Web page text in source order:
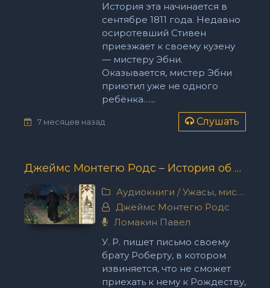
История эта начинается в
сентябре 1811 года. Недавно
осиротевший Стивен
приезжает к своему кузену
— мистеру Эбни.
Оказывается, мистер Эбни
приютил уже не одного
ребёнка…...
7 месяцев назад Слушать
Джеймс Монтегю Родс – История об исчезновении и возникновении
Аудиокниги /Ужасы, мистика
Джеймс Монтегю Родс
Ломакин Павел
У. Р. пишет письмо своему
брату Роберту, в котором
извиняется, что не сможет
приехать к нему к Рождеству,